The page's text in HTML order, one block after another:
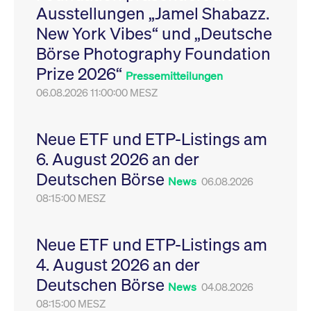
Ausstellungen „Jamel Shabazz.
New York Vibes“ und „Deutsche
Börse Photography Foundation
Prize 2026“ Pressemitteilungen
06.08.2026 11:00:00 MESZ
Neue ETF und ETP-Listings am
6. August 2026 an der
Deutschen Börse News 06.08.2026
08:15:00 MESZ
Neue ETF und ETP-Listings am
4. August 2026 an der
Deutschen Börse News 04.08.2026
08:15:00 MESZ
Leistung der Website
zu messen. Es handelt
sich um ein Muster-
Cookie, bei dem auf
das Präfix _pk_ses
eine kurze Reihe von
VISITOR_PRIVACY_METADATA
YouTube
.youtube.com
6
Monate
Dieses Cookie dient
Speicherung der
Einwilligungs- und
des Nutzers für ihre
Interaktion mit der
Sitzungen geehrt